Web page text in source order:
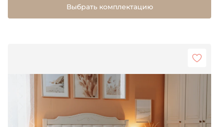
Выбрать комплектацию